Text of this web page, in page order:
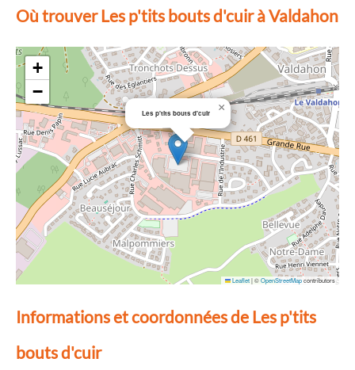
Où trouver Les p'tits bouts d'cuir à Valdahon
Les p'tits bouts d'cuir ×
+
−
Leaflet|©OpenStreetMapcontributors
Informations et coordonnées de Les p'tits
bouts d'cuir